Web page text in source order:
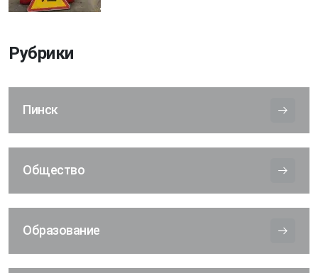
Рубрики
Пинск
Общество
Образование